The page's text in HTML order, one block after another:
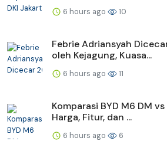
6 hours ago 10
Febrie Adriansyah
oleh Kejagung, Kuasa...
6 hours ago 11
Komparasi BYD M6 DM
Harga, Fitur, dan ...
6 hours ago 6